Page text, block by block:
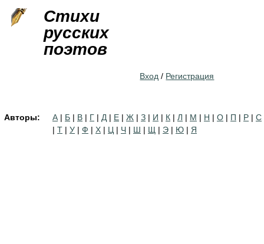
Стихи
русских
поэтов
Вход / Регистрация
Авторы: А | Б | В | Г | Д | Е | Ж | З | И | К | Л | М | Н | О | П | Р | С
| Т | У | Ф | Х | Ц | Ч | Ш | Щ | Э | Ю | Я